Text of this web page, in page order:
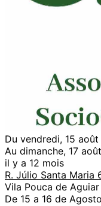
Du vendredi, 15 août
Au dimanche, 17 août
il y a 12 mois
R. Júlio Santa Maria
Vila Pouca de Aguiar
De 15 a 16 de